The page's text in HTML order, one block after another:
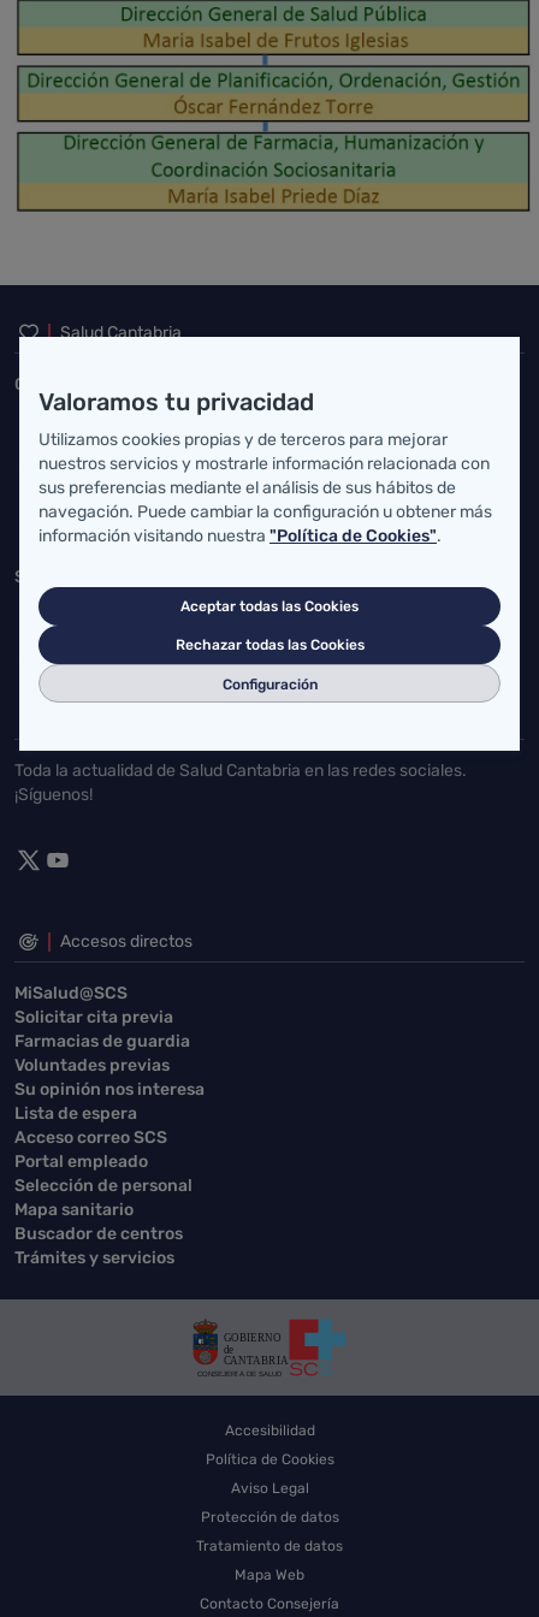
Inicio del pie de página
Salud Cantabria
Consejería de Salud
atencionusuario@cantabria.es
942208130 942395562
Servicio Cántabro de Salud
Cardenal Herrera Oria, S/N 39011 Santander, Cantabria
buzgen.dg@scsalud.es
942202770 942202772
Toda la actualidad de Salud Cantabria en las redes sociales.
¡Síguenos!
Accesos directos
MiSalud@SCS
Solicitar cita previa
Farmacias de guardia
Voluntades previas
Su opinión nos interesa
Lista de espera
Acceso correo SCS
Portal empleado
Selección de personal
Mapa sanitario
Buscador de centros
Trámites y servicios
Accesibilidad
Política de Cookies
Aviso Legal
Protección de datos
Tratamiento de datos
Mapa Web
Contacto Consejería
Valoramos tu privacidad
Utilizamos cookies propias y de terceros para mejorar
nuestros servicios y mostrarle información relacionada con
sus preferencias mediante el análisis de sus hábitos de
navegación. Puede cambiar la configuración u obtener más
información visitando nuestra "Política de Cookies".
Aceptar todas las Cookies
Rechazar todas las Cookies
Configuración